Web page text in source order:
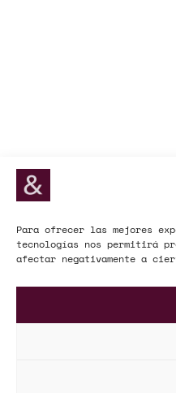
Para ofrecer las mejores
tecnologías nos permitirá
afectar negativamente a